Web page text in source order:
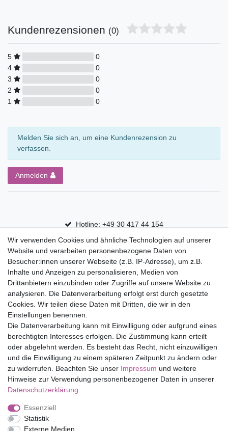
Kundenrezensionen (0)
5
0
4
0
3
0
2
0
1
0
Melden Sie sich an, um eine Kundenrezension zu
verfassen.
Anmelden
Hotline: +49 30 417 44 154
30 Tage Rückgaberecht
Versandfrei ab 75 € in Deutschland
Top Marken
Eduplay
Folia Bringmann
Shop
Mein Konto
Service
Versandkosten
Impressum
Wir verwenden Cookies und ähnliche Technologien auf unserer
Website und verarbeiten personenbezogene Daten von
Besucher:innen unserer Webseite (z.B. IP-Adresse), um z.B.
Inhalte und Anzeigen zu personalisieren, Medien von
Drittanbietern einzubinden oder Zugriffe auf unsere Website zu
analysieren. Die Datenverarbeitung erfolgt erst durch gesetzte
Cookies. Wir teilen diese Daten mit Dritten, die wir in den
Einstellungen benennen.
Die Datenverarbeitung kann mit Einwilligung oder aufgrund eines
berechtigten Interesses erfolgen. Die Zustimmung kann erteilt
oder abgelehnt werden. Es besteht das Recht, nicht einzuwilligen
und die Einwilligung zu einem späteren Zeitpunkt zu ändern oder
zu widerrufen. Beachten Sie unser Impressum und weitere
Hinweise zur Verwendung personenbezogener Daten in unserer
Daten­schutz­erklärung
Essenziell
Statistik
Externe Medien